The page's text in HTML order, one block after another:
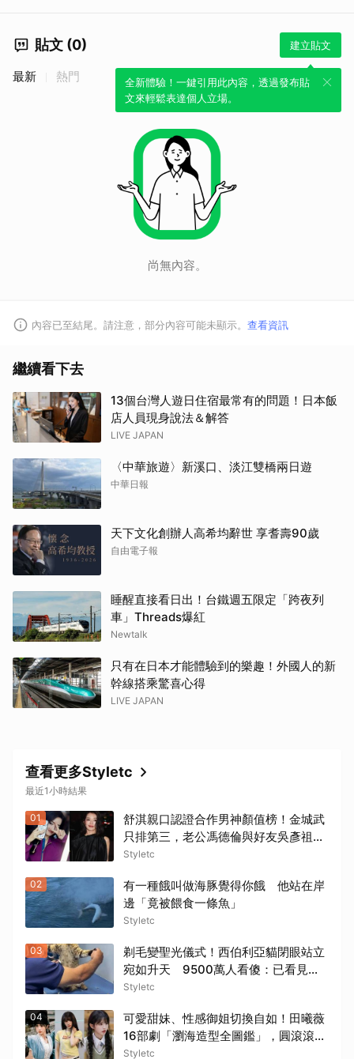
貼文 (0) 建立貼文
全新體驗！一鍵引用此內容，透過發布貼
文來輕鬆表達個人立場。
最新 熱門
尚無內容。
內容已至結尾。請注意，部分內容可能未顯示。 查看資訊
繼續看下去
13個台灣人遊日住宿最常有的問題！日本飯
店人員現身說法＆解答
LIVE JAPAN
〈中華旅遊〉新溪口、淡江雙橋兩日遊
中華日報
天下文化創辦人高希均辭世 享耆壽90歲
自由電子報
睡醒直接看日出！台鐵週五限定「跨夜列
車」Threads爆紅
Newtalk
只有在日本才能體驗到的樂趣！外國人的新
幹線搭乘驚喜心得
LIVE JAPAN
查看更多Styletc
最近1小時結果
01
舒淇親口認證合作男神顏值榜！金城武
只排第三，老公馮德倫與好友吳彥祖無
緣前三笑翻網友
Styletc
02
有一種餓叫做海豚覺得你餓 他站在岸
邊「竟被餵食一條魚」
Styletc
03
剃毛變聖光儀式！西伯利亞貓閉眼站立
宛如升天 9500萬人看傻：已看見上
帝
Styletc
04
可愛甜妹、性感御姐切換自如！田曦薇
16部劇「瀏海造型全圖鑑」，圓滾滾大
眼＋精緻小臉比例太完美
Styletc